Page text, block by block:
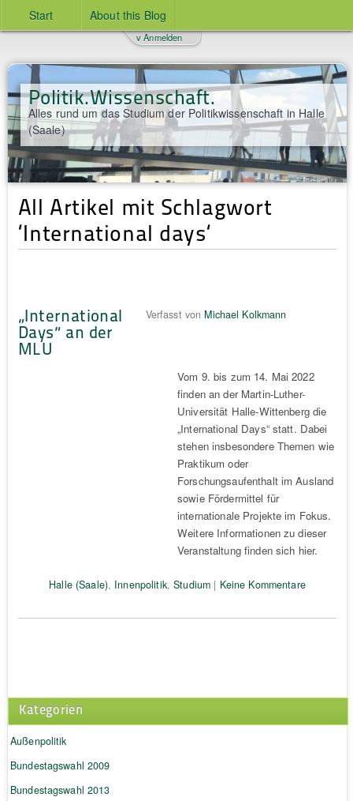
Start About this Blog
Politik.Wissenschaft.
Alles rund um das Studium der Politikwissenschaft in Halle
(Saale)
v Anmelden
All Artikel mit Schlagwort
‘International days‘
„International
Days“ an der
MLU
Verfasst von Michael Kolkmann
Vom 9. bis zum 14. Mai 2022
finden an der Martin-Luther-
Universität Halle-Wittenberg die
„International Days“ statt. Dabei
stehen insbesondere Themen wie
Praktikum oder
Forschungsaufenthalt im Ausland
sowie Fördermittel für
internationale Projekte im Fokus.
Weitere Informationen zu dieser
Veranstaltung finden sich hier.
Halle (Saale), Innenpolitik,Studium | Keine Kommentare
Kategorien
Außenpolitik
Bundestagswahl 2009
Bundestagswahl 2013